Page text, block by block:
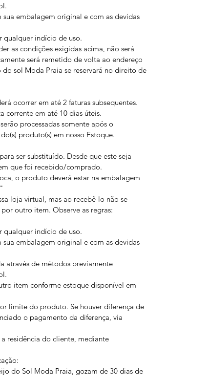
embalagem original e com as devidas
indício de uso.
as condições exigidas acima, não será
será remetido de volta ao endereço
sol Moda Praia se reservará no direito de
ocorrer em até 2 faturas subsequentes.
em até 10 dias úteis.
processadas somente após o
produto(s) em nosso Estoque.
ser substituído. Desde que este seja
que foi recebido/comprado.
o produto deverá estar na embalagem
loja virtual, mas ao recebê-lo não se
outro item. Observe as regras:
indício de uso.
embalagem original e com as devidas
de métodos previamente
item conforme estoque disponível em
limite do produto. Se houver diferença de
o pagamento da diferença, via
residência do cliente, mediante
do Sol Moda Praia, gozam de 30 dias de